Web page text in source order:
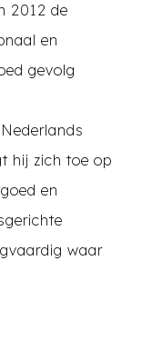
2012 de
en
gevolg
hij zich toe op
en
waar